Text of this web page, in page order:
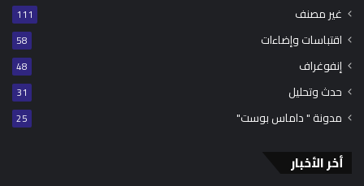
غير مصنف 111
اقتباسات وإضاءات 58
إنفوغراف 48
حدث وتحليل 31
مدونة " داماس بوست" 25
أخر الأخبار